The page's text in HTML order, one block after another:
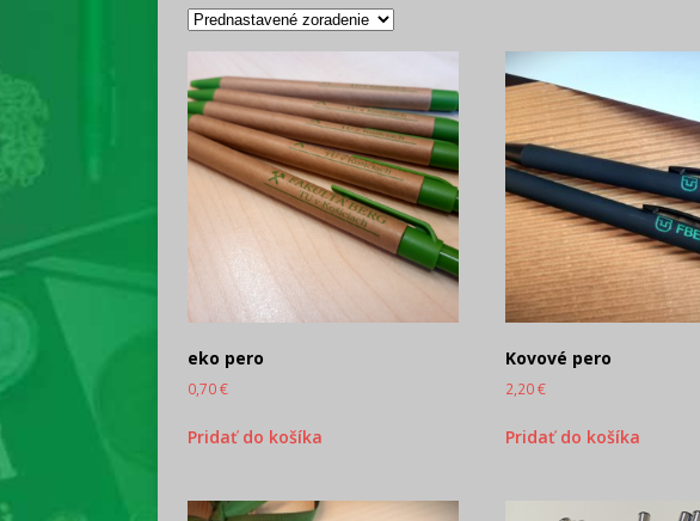
eko pero
0,70€
Pridať do košíka
Kovové pero
2,20€
Pridať do košíka